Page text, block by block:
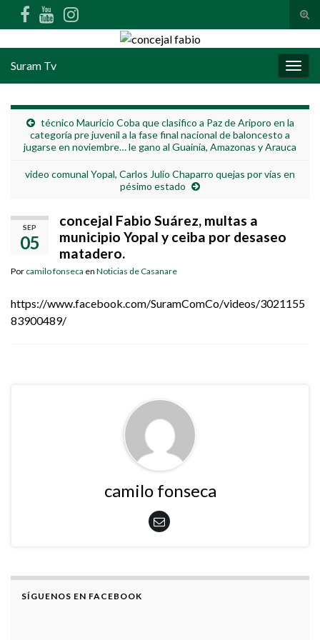
Search for:
Suram Tv
técnico Mauricio Coba que clasifico a Paz de Ariporo en la
categoría pre juvenil a la fase final nacional de baloncesto a
jugarse en noviembre… le gano al Guainía, Amazonas y Arauca
video comunal Yopal, Carlos Julio Chaparro quejas por vías en
pésimo estado
SEP
05
concejal Fabio Suárez, multas a
municipio Yopal y ceiba por desaseo
matadero.
Por camilo fonseca en Noticias de Casanare
https://www.facebook.com/SuramComCo/videos/3021155
83900489/
camilo fonseca
SÍGUENOS EN FACEBOOK